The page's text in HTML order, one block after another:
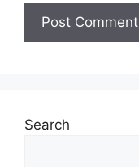
Search